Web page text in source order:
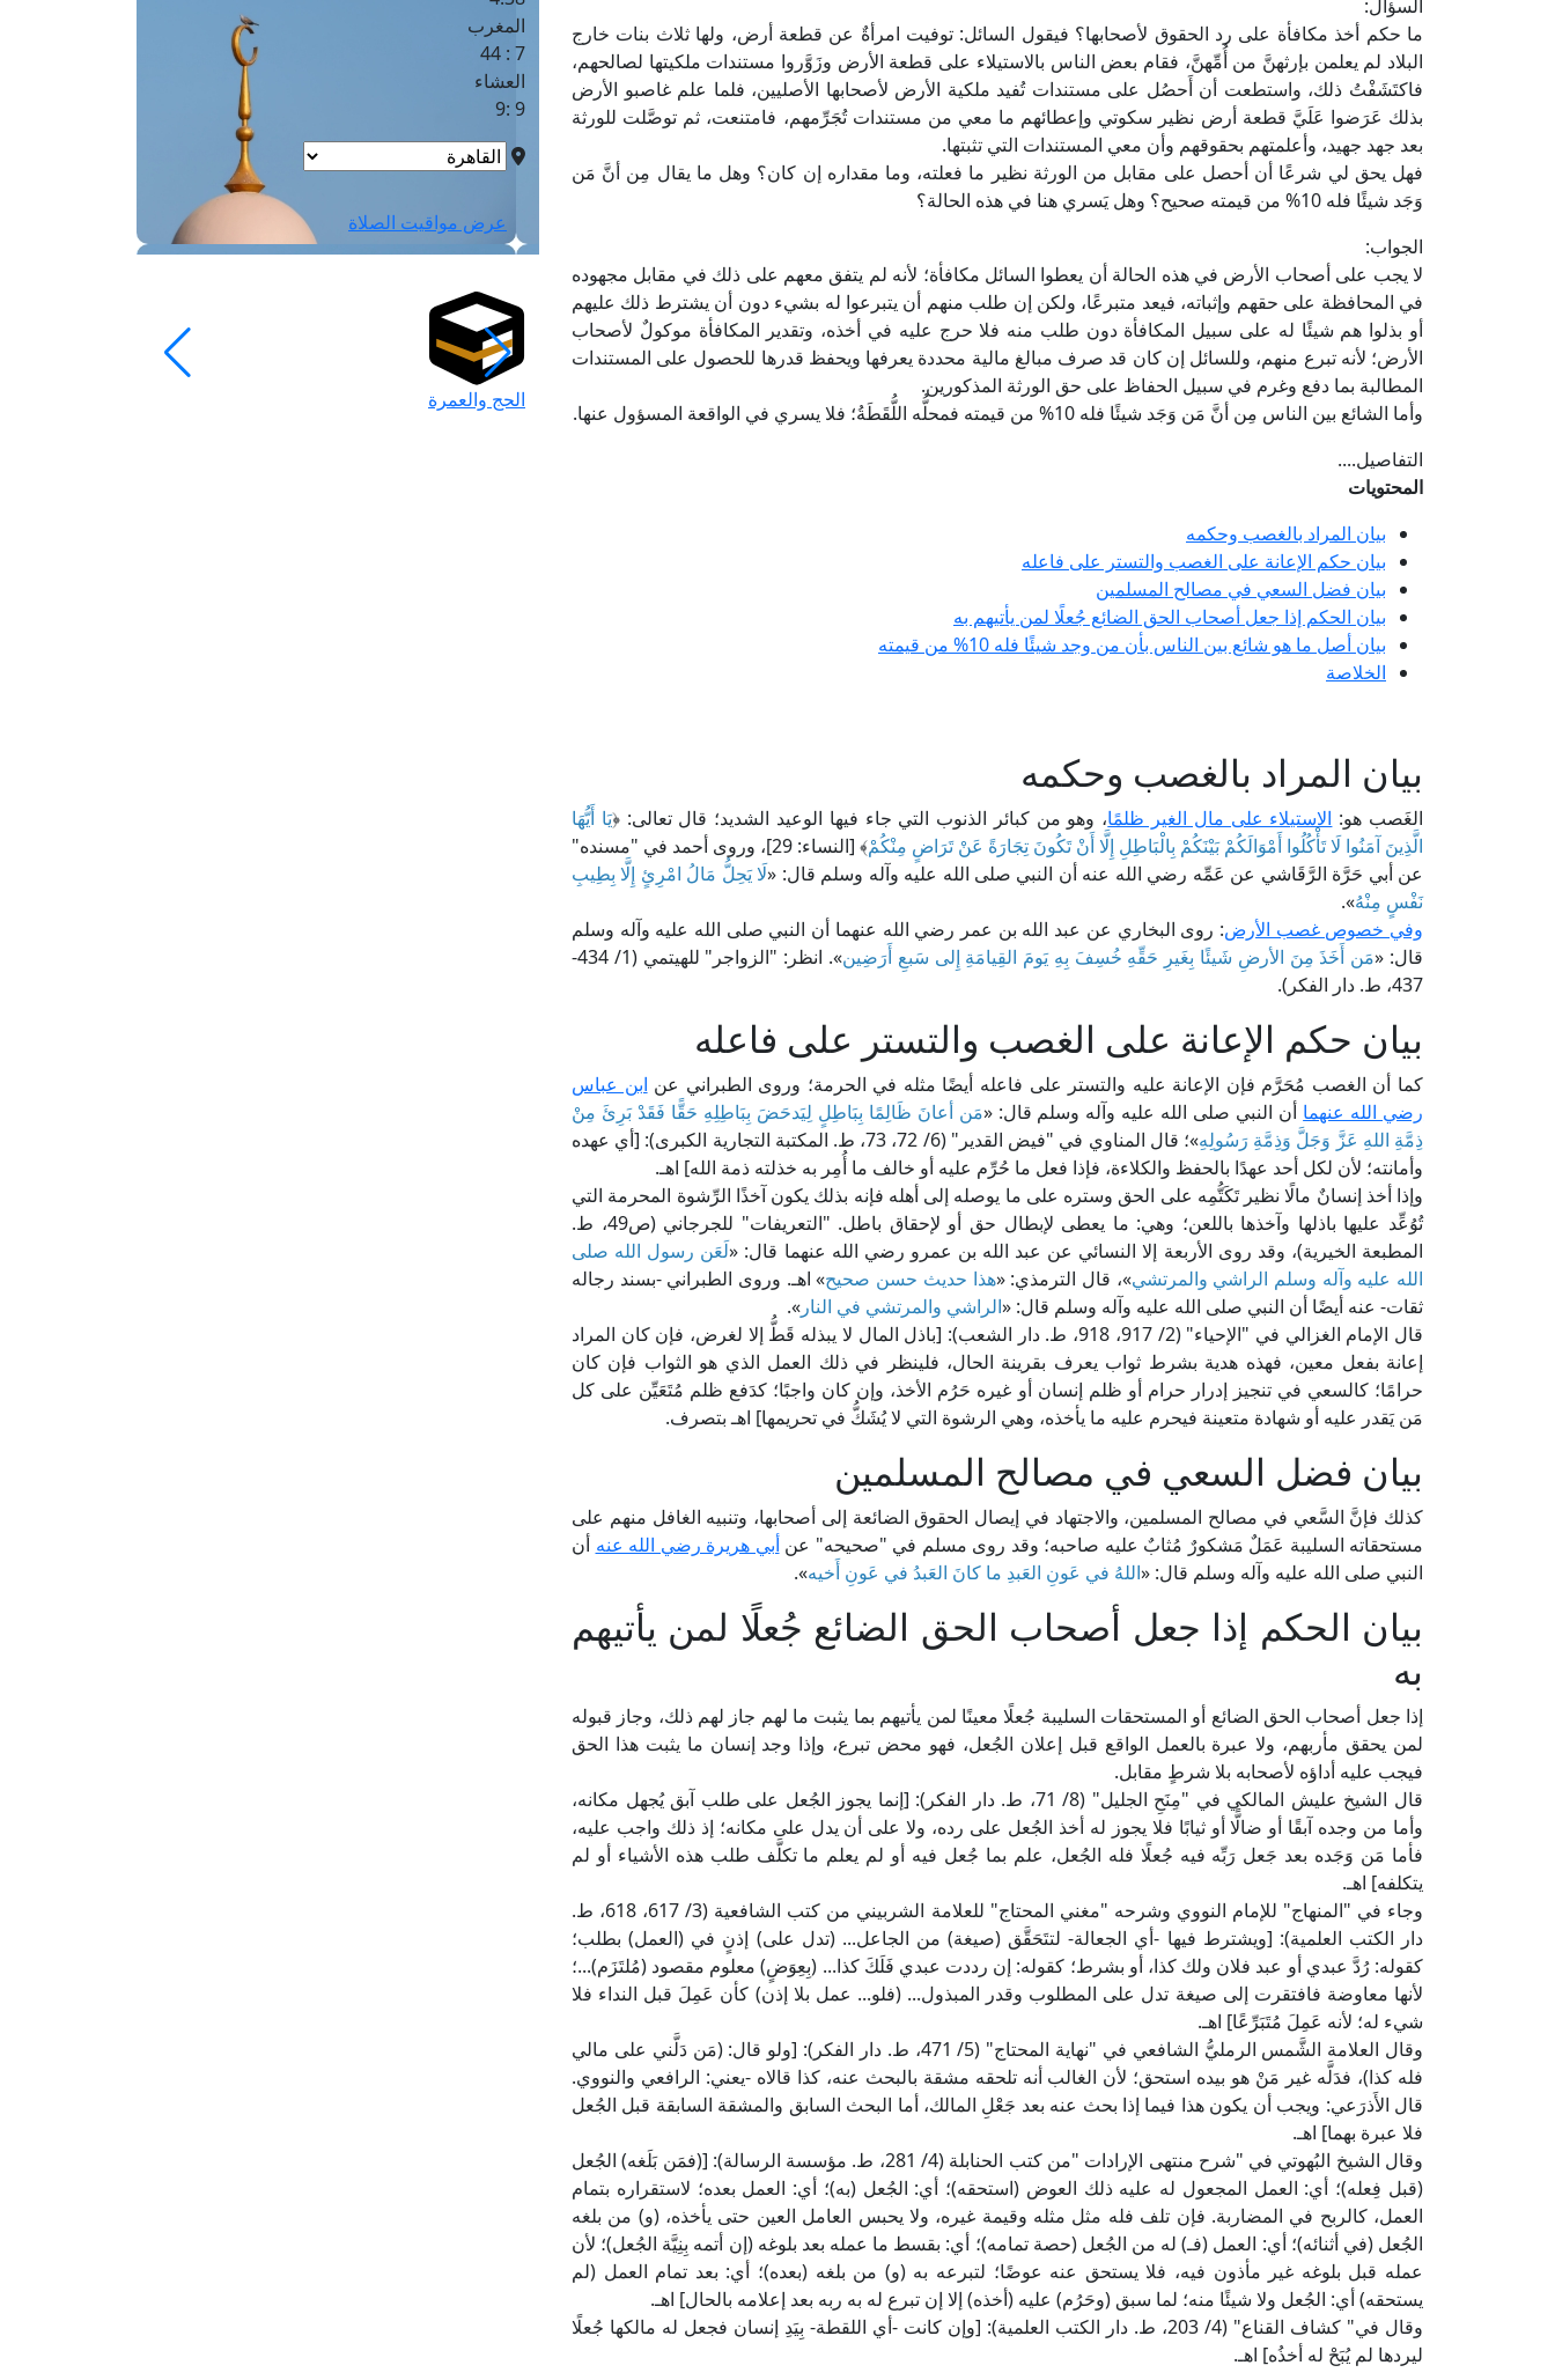
السؤال:
ما حكم أخذ مكافأة على رد الحقوق لأصحابها؟ فيقول السائل: توفيت امرأةٌ عن قطعة أرض، ولها ثلاث بنات خارج
البلاد لم يعلمن بإرثهنَّ من أُمِّهنَّ، فقام بعض الناس بالاستيلاء على قطعة الأرض وزَوَّروا مستندات ملكيتها لصالحهم،
فاكتَشَفْتُ ذلك، واستطعت أن أَحصُل على مستندات تُفيد ملكية الأرض لأصحابها الأصليين، فلما علم غاصبو الأرض
بذلك عَرَضوا عَلَيَّ قطعة أرض نظير سكوتي وإعطائهم ما معي من مستندات تُجَرِّمهم، فامتنعت، ثم توصَّلت للورثة
بعد جهد جهيد، وأعلمتهم بحقوقهم وأن معي المستندات التي تثبتها.
فهل يحق لي شرعًا أن أحصل على مقابل من الورثة نظير ما فعلته، وما مقداره إن كان؟ وهل ما يقال مِن أنَّ مَن
وَجَد شيئًا فله 10% من قيمته صحيح؟ وهل يَسري هنا في هذه الحالة؟
الجواب:
لا يجب على أصحاب الأرض في هذه الحالة أن يعطوا السائل مكافأة؛ لأنه لم يتفق معهم على ذلك في مقابل مجهوده
في المحافظة على حقهم وإثباته، فيعد متبرعًا، ولكن إن طلب منهم أن يتبرعوا له بشيء دون أن يشترط ذلك عليهم
أو بذلوا هم شيئًا له على سبيل المكافأة دون طلب منه فلا حرج عليه في أخذه، وتقدير المكافأة موكولٌ لأصحاب
الأرض؛ لأنه تبرع منهم، وللسائل إن كان قد صرف مبالغ مالية محددة يعرفها ويحفظ قدرها للحصول على المستندات
المطالبة بما دفع وغرم في سبيل الحفاظ على حق الورثة المذكورين.
وأما الشائع بين الناس مِن أنَّ مَن وَجَد شيئًا فله 10% من قيمته فمحلُّه اللُّقَطَةُ؛ فلا يسري في الواقعة المسؤول عنها.
التفاصيل....
المحتويات
بيان المراد بالغصب وحكمه
بيان حكم الإعانة على الغصب والتستر على فاعله
بيان فضل السعي في مصالح المسلمين
بيان الحكم إذا جعل أصحاب الحق الضائع جُعلًا لمن يأتيهم به
بيان أصل ما هو شائع بين الناس بأن من وجد شيئًا فله 10% من قيمته
الخلاصة
بيان المراد بالغصب وحكمه
الغَصب هو: الاستيلاء على مال الغير ظلمًا، وهو من كبائر الذنوب التي جاء فيها الوعيد الشديد؛ قال تعالى: ﴿يَا أَيُّهَا
الَّذِينَ آمَنُوا لَا تَأْكُلُوا أَمْوَالَكُمْ بَيْنَكُمْ بِالْبَاطِلِ إِلَّا أَنْ تَكُونَ تِجَارَةً عَنْ تَرَاضٍ مِنْكُمْ
﴾ [النساء: 29]، وروى أحمد في "مسنده"
عن أبي حَرَّة الرَّقَاشي عن عَمِّه رضي الله عنه أن النبي صلى الله عليه وآله وسلم قال: «لَا يَحِلُّ مَالُ امْرِئٍ إِلَّا بِطِيبِ
نَفْسٍ مِنْهُ».
وفي خصوص غصب الأرض: روى البخاري عن عبد الله بن عمر رضي الله عنهما أن النبي صلى الله عليه وآله وسلم
قال: «مَن أَخَذَ مِنَ الأرضِ شَيئًا بِغَيرِ حَقِّهِ خُسِفَ بِهِ يَومَ القِيامَةِ إِلى سَبعِ أَرَضِين
». انظر: "الزواجر" للهيتمي (1/ 434-
437، ط. دار الفكر).
بيان حكم الإعانة على الغصب والتستر على فاعله
كما أن الغصب مُحَرَّم فإن الإعانة عليه والتستر على فاعله أيضًا مثله في الحرمة؛ وروى الطبراني عن ابن عباس
رضي الله عنهما أن النبي صلى الله عليه وآله وسلم قال: «مَن أعانَ ظَالِمًا بِبَاطِلٍ لِيَدحَضَ بِبَاطِلِهِ حَقًّا فَقَدْ بَرِئَ مِنْ
ذِمَّةِ اللهِ عَزَّ وَجَلَّ وَذِمَّةِ رَسُولِهِ
»؛ قال المناوي في "فيض القدير" (6/ 72، 73، ط. المكتبة التجارية الكبرى): [أي عهده
وأمانته؛ لأن لكل أحد عهدًا بالحفظ والكلاءة، فإذا فعل ما حُرِّم عليه أو خالف ما أُمِر به خذلته ذمة الله] اهـ.
وإذا أخذ إنسانٌ مالًا نظير تَكَتُّمِه على الحق وستره على ما يوصله إلى أهله فإنه بذلك يكون آخذًا الرِّشوة المحرمة التي
تُوُعِّد عليها باذلها وآخذها باللعن؛ وهي: ما يعطى لإبطال حق أو لإحقاق باطل. "التعريفات" للجرجاني (ص49، ط.
المطبعة الخيرية)، وقد روى الأربعة إلا النسائي عن عبد الله بن عمرو رضي الله عنهما قال: «لَعَن رسول الله صلى
الله عليه وآله وسلم الراشي والمرتشي»، قال الترمذي: «هذا حديث حسن صحيح» اهـ. وروى الطبراني -بسند رجاله
ثقات- عنه أيضًا أن النبي صلى الله عليه وآله وسلم قال: «الراشي والمرتشي في النار ».
قال الإمام الغزالي في "الإحياء" (2/ 917، 918، ط. دار الشعب): [باذل المال لا يبذله قَطُّ إلا لغرض، فإن كان المراد
إعانة بفعل معين، فهذه هدية بشرط ثواب يعرف بقرينة الحال، فلينظر في ذلك العمل الذي هو الثواب فإن كان
حرامًا؛ كالسعي في تنجيز إدرار حرام أو ظلم إنسان أو غيره حَرُم الأخذ، وإن كان واجبًا؛ كدَفع ظلم مُتَعَيِّن على كل
مَن يَقدر عليه أو شهادة متعينة فيحرم عليه ما يأخذه، وهي الرشوة التي لا يُشَكُّ في تحريمها] اهـ بتصرف.
بيان فضل السعي في مصالح المسلمين
كذلك فإنَّ السَّعي في مصالح المسلمين، والاجتهاد في إيصال الحقوق الضائعة إلى أصحابها، وتنبيه الغافل منهم على
مستحقاته السليبة عَمَلٌ مَشكورٌ مُثابٌ عليه صاحبه؛ وقد روى مسلم في "صحيحه" عنأبي هريرة رضي الله عنه أن
النبي صلى الله عليه وآله وسلم قال: «اللهُ في عَونِ العَبدِ ما كانَ العَبدُ في عَونِ أَخيه».
بيان الحكم إذا جعل أصحاب الحق الضائع جُعلًا لمن يأتيهم
به
إذا جعل أصحاب الحق الضائع أو المستحقات السليبة جُعلًا معينًا لمن يأتيهم بما يثبت ما لهم جاز لهم ذلك، وجاز قبوله
لمن يحقق مأربهم، ولا عبرة بالعمل الواقع قبل إعلان الجُعل، فهو محض تبرع، وإذا وجد إنسان ما يثبت هذا الحق
فيجب عليه أداؤه لأصحابه بلا شرطٍ مقابل.
قال الشيخ عليش المالكي في "مِنَحِ الجليل" (8/ 71، ط. دار الفكر): [إنما يجوز الجُعل على طلب آبق يُجهل مكانه،
وأما من وجده آبقًا أو ضالًّا أو ثيابًا فلا يجوز له أخذ الجُعل على رده، ولا على أن يدل على مكانه؛ إذ ذلك واجب عليه،
فأما مَن وَجَده بعد جَعل رَبِّه فيه جُعلًا فله الجُعل، علم بما جُعل فيه أو لم يعلم ما تكلَّف طلب هذه الأشياء أو لم
يتكلفه] اهـ.
وجاء في "المنهاج" للإمام النووي وشرحه "مغني المحتاج" للعلامة الشربيني من كتب الشافعية (3/ 617، 618، ط.
دار الكتب العلمية): [ويشترط فيها -أي الجعالة- لتتَحَقَّق (صيغة) من الجاعل... (تدل على) إذنٍ في (العمل) بطلب؛
كقوله: رُدَّ عبدي أو عبد فلان ولك كذا، أو بشرط؛ كقوله: إن رددت عبدي فَلَكَ كذا... (بِعِوَضٍ) معلوم مقصود (مُلتَزَم)...؛
لأنها معاوضة فافتقرت إلى صيغة تدل على المطلوب وقدر المبذول... (فلو... عمل بلا إذن) كأن عَمِلَ قبل النداء فلا
شيء له؛ لأنه عَمِلَ مُتَبَرِّعًا] اهـ.
وقال العلامة الشَّمس الرمليُّ الشافعي في "نهاية المحتاج" (5/ 471، ط. دار الفكر): [ولو قال: (مَن دَلَّني على مالي
فله كذا)، فدَلَّه غير مَنْ هو بيده استحق؛ لأن الغالب أنه تلحقه مشقة بالبحث عنه، كذا قالاه -يعني: الرافعي والنووي.
قال الأَذرَعي: ويجب أن يكون هذا فيما إذا بحث عنه بعد جَعْلِ المالك، أما البحث السابق والمشقة السابقة قبل الجُعل
فلا عبرة بهما] اهـ.
وقال الشيخ البُهوتي في "شرح منتهى الإرادات "من كتب الحنابلة (4/ 281، ط. مؤسسة الرسالة): [(فمَن بَلَغه) الجُعل
(قبل فِعله)؛ أي: العمل المجعول له عليه ذلك العوض (استحقه)؛ أي: الجُعل (به)؛ أي: العمل بعده؛ لاستقراره بتمام
العمل، كالربح في المضاربة. فإن تلف فله مثل مثله وقيمة غيره، ولا يحبس العامل العين حتى يأخذه، (و) من بلغه
الجُعل (في أثنائه)؛ أي: العمل (فـ) له من الجُعل (حصة تمامه)؛ أي: بقسط ما عمله بعد بلوغه (إن أتمه بِنِيَّة الجُعل)؛ لأن
عمله قبل بلوغه غير مأذون فيه، فلا يستحق عنه عوضًا؛ لتبرعه به (و) من بلغه (بعده)؛ أي: بعد تمام العمل (لم
يستحقه) أي: الجُعل ولا شيئًا منه؛ لما سبق (وحَرُم) عليه (أخذه) إلا إن تبرع له به ربه بعد إعلامه بالحال] اهـ.
وقال في" كشاف القناع" (4/ 203، ط. دار الكتب العلمية): [وإن كانت -أي اللقطة- بِيَدِ إنسان فجعل له مالكها جُعلًا
ليردها لم يُبَحْ له أخذُه] اهـ.
المغرب
7 : 44
العشاء
9 :9
عرض مواقيت الصلاة
الحج والعمرة